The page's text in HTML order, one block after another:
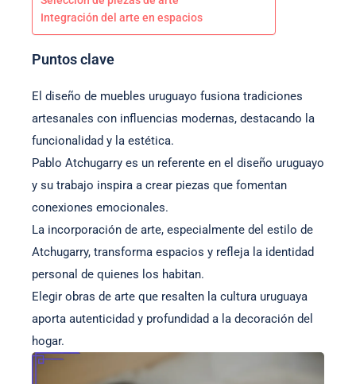
Integración del arte en espacios
Puntos clave
El diseño de muebles uruguayo fusiona tradiciones
artesanales con influencias modernas, destacando la
funcionalidad y la estética.
Pablo Atchugarry es un referente en el diseño uruguayo
y su trabajo inspira a crear piezas que fomentan
conexiones emocionales.
La incorporación de arte, especialmente del estilo de
Atchugarry, transforma espacios y refleja la identidad
personal de quienes los habitan.
Elegir obras de arte que resalten la cultura uruguaya
aporta autenticidad y profundidad a la decoración del
hogar.